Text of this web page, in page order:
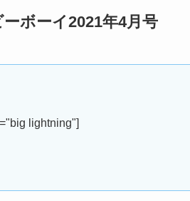
ボーイ2021年4月号
lightning"]